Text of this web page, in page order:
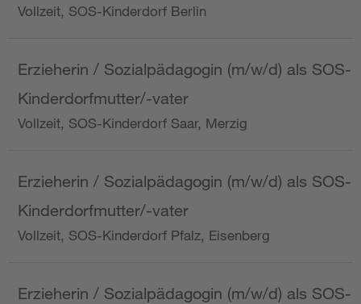
Vollzeit, SOS-Kinderdorf Berlin
Erzieherin / Sozialpädagogin (m/w/d) als SOS-
Kinderdorfmutter/-vater
Vollzeit, SOS-Kinderdorf Saar, Merzig
Erzieherin / Sozialpädagogin (m/w/d) als SOS-
Kinderdorfmutter/-vater
Vollzeit, SOS-Kinderdorf Pfalz, Eisenberg
Erzieherin / Sozialpädagogin (m/w/d) als SOS-